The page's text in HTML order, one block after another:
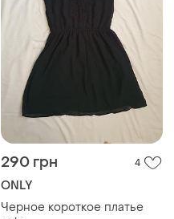
290 грн 4
ONLY
Черное короткое платье